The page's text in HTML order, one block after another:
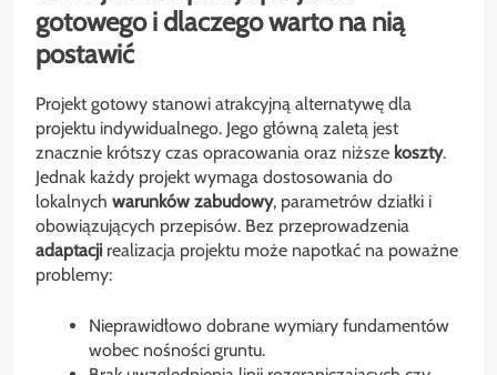
gotowego i dlaczego warto na nią
postawić
Projekt gotowy stanowi atrakcyjną alternatywę dla
projektu indywidualnego. Jego główną zaletą jest
znacznie krótszy czas opracowania oraz niższe koszty.
Jednak każdy projekt wymaga dostosowania do
lokalnych warunków zabudowy, parametrów działki i
obowiązujących przepisów. Bez przeprowadzenia
adaptacji realizacja projektu może napotkać na poważne
problemy:
Nieprawidłowo dobrane wymiary fundamentów
wobec nośności gruntu.